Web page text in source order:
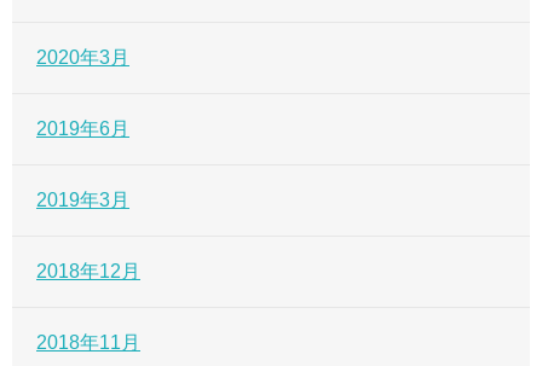
2020年3月
2019年6月
2019年3月
2018年12月
2018年11月